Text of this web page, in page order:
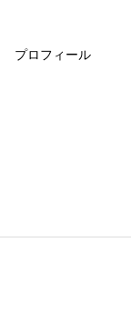
プロフィール